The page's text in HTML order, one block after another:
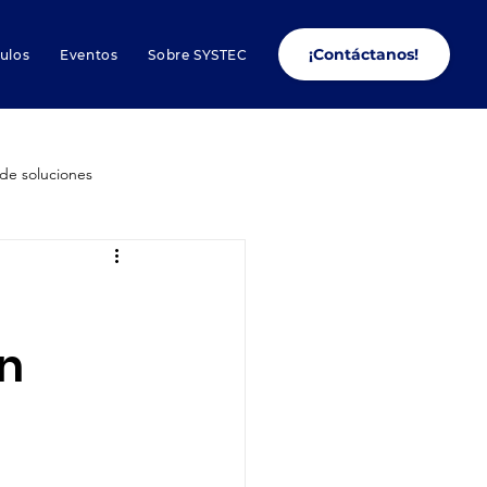
Eventos Sobre SYSTEC ¡Contáctanos!
soluciones
de Smartsheet